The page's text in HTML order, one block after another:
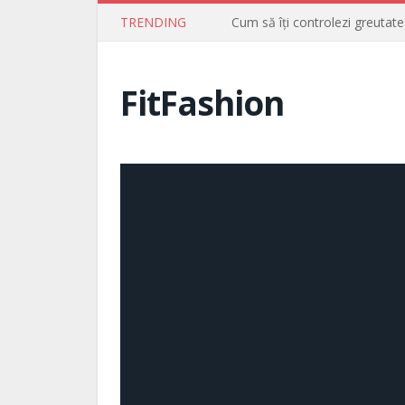
TRENDING Cum să îți controlezi
FitFashion